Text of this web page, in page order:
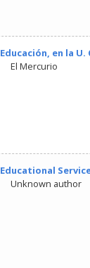
Educación, en la
El Mercurio
Educational
Unknown author